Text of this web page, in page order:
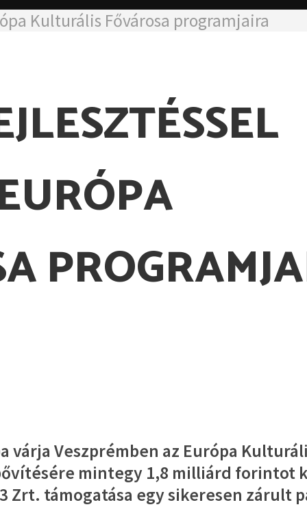
Kulturális Fővárosa programjaira
Veszprémben az Európa
mintegy 1,8 milliárd forintot
támogatása egy sikeresen zárult